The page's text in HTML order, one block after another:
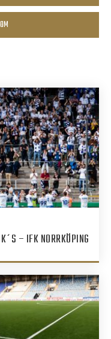
– IFK NORRKÖPING